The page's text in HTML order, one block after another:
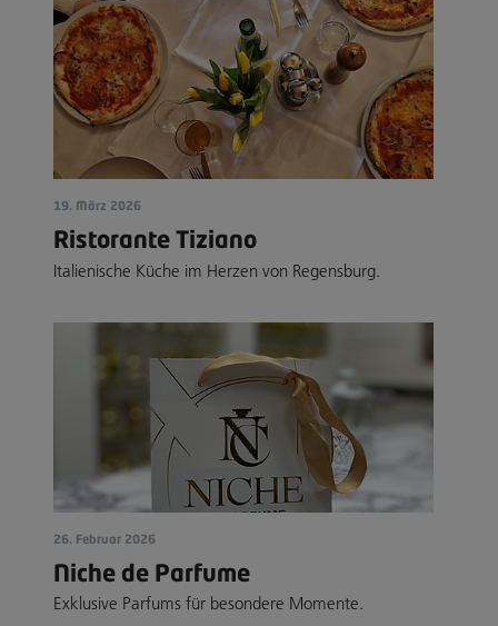
19. März 2026
Ristorante Tiziano
Italienische Küche im Herzen von Regensburg.
26. Februar 2026
Niche de Parfume
Exklusive Parfums für besondere Momente.